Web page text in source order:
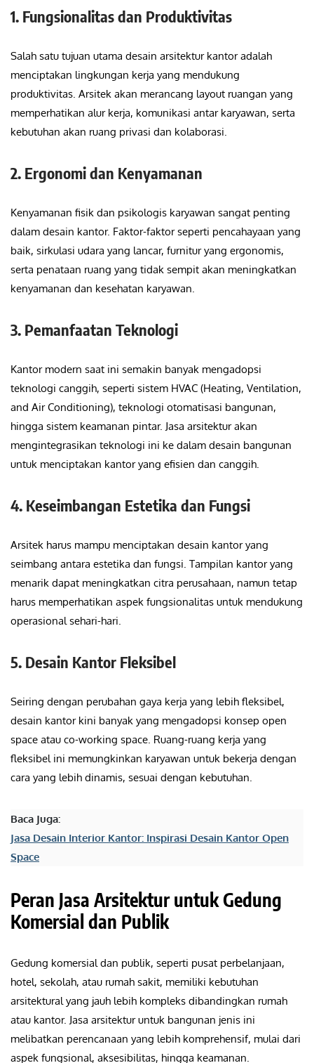
1. Fungsionalitas dan Produktivitas
Salah satu tujuan utama desain arsitektur kantor adalah
menciptakan lingkungan kerja yang mendukung
produktivitas. Arsitek akan merancang layout ruangan yang
memperhatikan alur kerja, komunikasi antar karyawan, serta
kebutuhan akan ruang privasi dan kolaborasi.
2. Ergonomi dan Kenyamanan
Kenyamanan fisik dan psikologis karyawan sangat penting
dalam desain kantor. Faktor-faktor seperti pencahayaan yang
baik, sirkulasi udara yang lancar, furnitur yang ergonomis,
serta penataan ruang yang tidak sempit akan meningkatkan
kenyamanan dan kesehatan karyawan.
3. Pemanfaatan Teknologi
Kantor modern saat ini semakin banyak mengadopsi
teknologi canggih, seperti sistem HVAC (Heating, Ventilation,
and Air Conditioning), teknologi otomatisasi bangunan,
hingga sistem keamanan pintar. Jasa arsitektur akan
mengintegrasikan teknologi ini ke dalam desain bangunan
untuk menciptakan kantor yang efisien dan canggih.
4. Keseimbangan Estetika dan Fungsi
Arsitek harus mampu menciptakan desain kantor yang
seimbang antara estetika dan fungsi. Tampilan kantor yang
menarik dapat meningkatkan citra perusahaan, namun tetap
harus memperhatikan aspek fungsionalitas untuk mendukung
operasional sehari-hari.
5. Desain Kantor Fleksibel
Seiring dengan perubahan gaya kerja yang lebih fleksibel,
desain kantor kini banyak yang mengadopsi konsep open
space atau co-working space. Ruang-ruang kerja yang
fleksibel ini memungkinkan karyawan untuk bekerja dengan
cara yang lebih dinamis, sesuai dengan kebutuhan.
Baca Juga:
Jasa Desain Interior Kantor: Inspirasi Desain Kantor Open
Space
Peran Jasa Arsitektur untuk Gedung
Komersial dan Publik
Gedung komersial dan publik, seperti pusat perbelanjaan,
hotel, sekolah, atau rumah sakit, memiliki kebutuhan
arsitektural yang jauh lebih kompleks dibandingkan rumah
atau kantor. Jasa arsitektur untuk bangunan jenis ini
melibatkan perencanaan yang lebih komprehensif, mulai dari
aspek fungsional, aksesibilitas, hingga keamanan.